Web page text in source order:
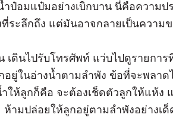
ำป๋อมแป๋มอย่างเบิกบาน นี่คือความ
ระลึกถึง แต่มันอาจกลายเป็นความ
ดินไปรับโทรศัพท์ แว่บไปดูรายการ
ยู่ในอ่างน้ำตามลำพัง ข้อที่จะพลาด
ให้ลูกก็คือ จะต้องเช็ดตัวลูกให้แห้ง
ามปล่อยให้ลูกอยู่ตามลำพังอย่างเ